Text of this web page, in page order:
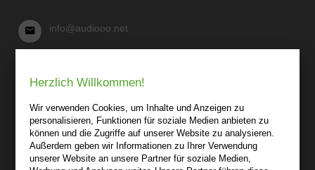
info@audiooo.net
03 41-25 69 27 20
audiooo.net
Lindenthaler Straße 15
04155 Leipzig
Wir sind gerne für Sie persönlich da.
Herzlich Willkommen!
Wir verwenden Cookies, um Inhalte und Anzeigen zu
personalisieren, Funktionen für soziale Medien anbieten zu
können und die Zugriffe auf unserer Website zu analysieren.
Außerdem geben wir Informationen zu Ihrer Verwendung
unserer Website an unsere Partner für soziale Medien,